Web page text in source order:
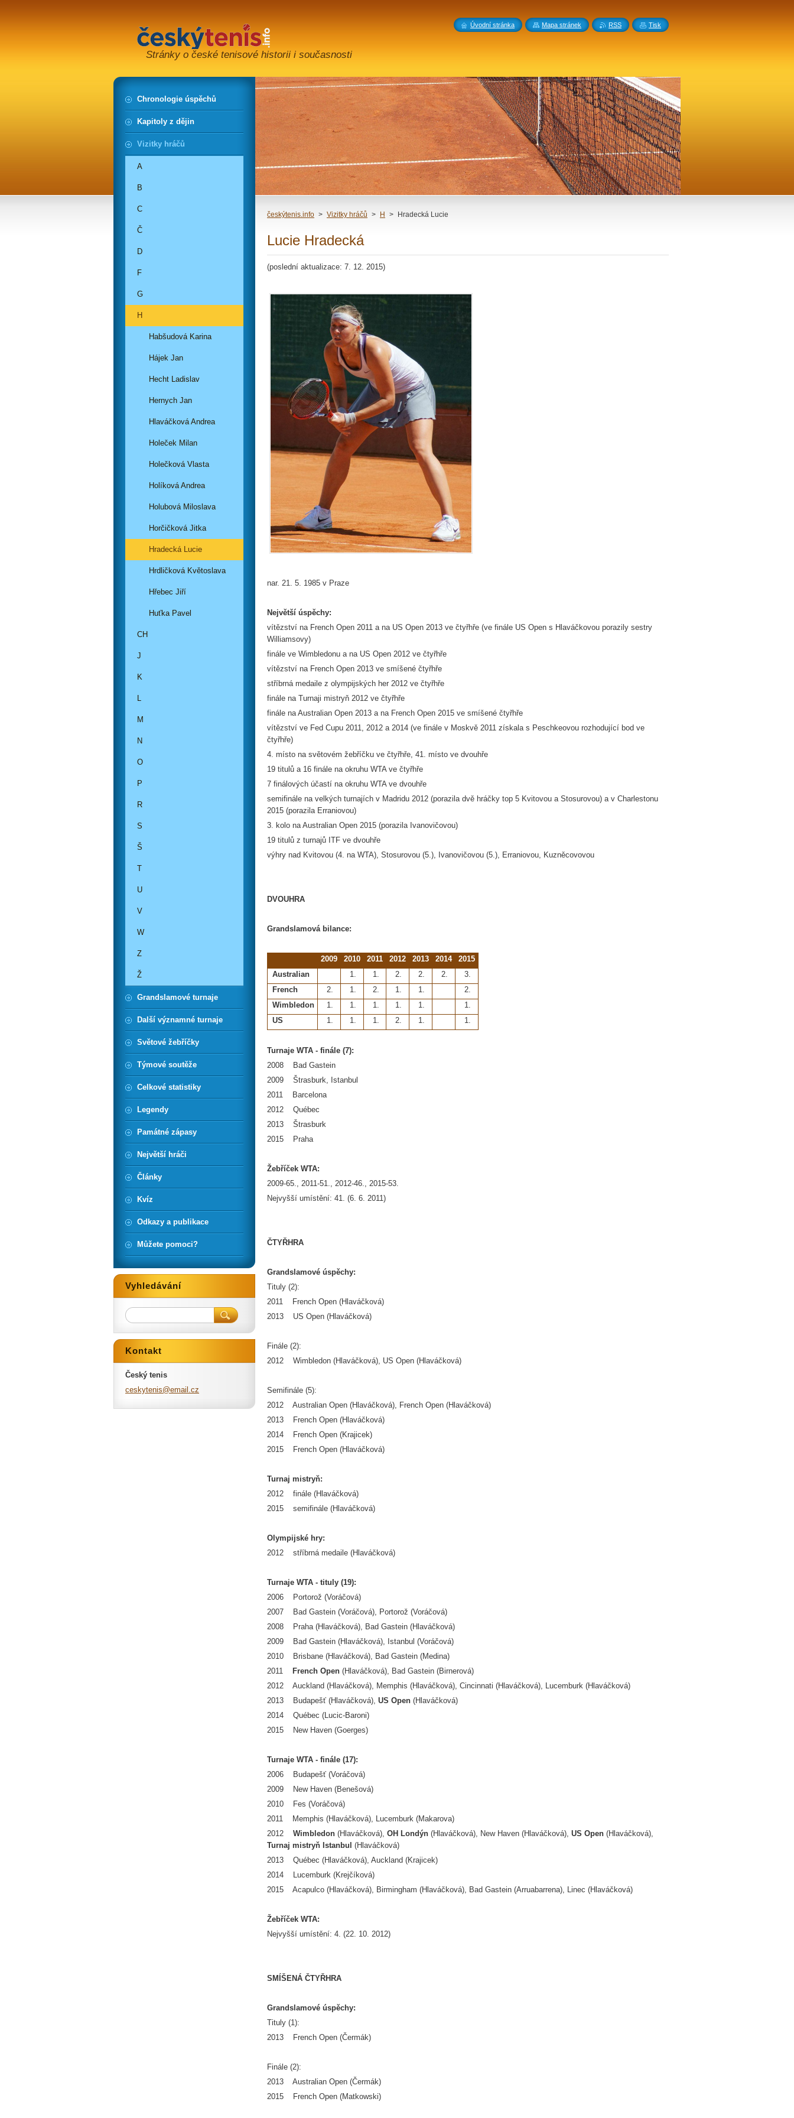
Stránky o české tenisové historii i současnosti
českýtenis.info > Vizitky hráčů > H > Hradecká Lucie
Lucie Hradecká
(poslední aktualizace: 7. 12. 2015)
nar. 21. 5. 1985 v Praze
Největší úspěchy:
vítězství na French Open 2011 a na US Open 2013 ve čtyřhře (ve finále US Open s Hlaváčkovou porazily sestry
Williamsovy)
finále ve Wimbledonu a na US Open 2012 ve čtyřhře
vítězství na French Open 2013 ve smíšené čtyřhře
stříbrná medaile z olympijských her 2012 ve čtyřhře
finále na Turnaji mistryň 2012 ve čtyřhře
finále na Australian Open 2013 a na French Open 2015 ve smíšené čtyřhře
vítězství ve Fed Cupu 2011, 2012 a 2014 (ve finále v Moskvě 2011 získala s Peschkeovou rozhodující bod ve
čtyřhře)
4. místo na světovém žebříčku ve čtyřhře, 41. místo ve dvouhře
19 titulů a 16 finále na okruhu WTA ve čtyřhře
7 finálových účastí na okruhu WTA ve dvouhře
semifinále na velkých turnajích v Madridu 2012 (porazila dvě hráčky top 5 Kvitovou a Stosurovou) a v Charlestonu
2015 (porazila Erraniovou)
3. kolo na Australian Open 2015 (porazila Ivanovičovou)
19 titulů z turnajů ITF ve dvouhře
výhry nad Kvitovou (4. na WTA), Stosurovou (5.), Ivanovičovou (5.), Erraniovou, Kuzněcovovou
DVOUHRA
Grandslamová bilance:
2009 2010 2011 2012 2013 2014
2015
Australian
1. 1. 2. 2. 2.
3.
French
2. 1. 2. 1. 1.
2.
Wimbledon
1. 1. 1. 1. 1.
1.
US
1. 1. 1. 2. 1. 1.
Turnaje WTA - finále (7):
2008 Bad Gastein
2009 Štrasburk, Istanbul
2011 Barcelona
2012 Québec
2013 Štrasburk
2015 Praha
Žebříček WTA:
2009-65., 2011-51., 2012-46., 2015-53.
Nejvyšší umístění: 41. (6. 6. 2011)
ČTYŘHRA
Grandslamové úspěchy:
Tituly (2):
2011 French Open (Hlaváčková)
2013 US Open (Hlaváčková)
Finále (2):
2012 Wimbledon (Hlaváčková), US Open (Hlaváčková)
Semifinále (5):
2012 Australian Open (Hlaváčková), French Open (Hlaváčková)
2013 French Open (Hlaváčková)
2014 French Open (Krajicek)
2015 French Open (Hlaváčková)
Turnaj mistryň:
2012 finále (Hlaváčková)
2015 semifinále (Hlaváčková)
Olympijské hry:
2012 stříbrná medaile (Hlaváčková)
Turnaje WTA - tituly (19):
2006 Portorož (Voráčová)
2007 Bad Gastein (Voráčová), Portorož (Voráčová)
2008 Praha (Hlaváčková), Bad Gastein (Hlaváčková)
2009 Bad Gastein (Hlaváčková), Istanbul (Voráčová)
2010 Brisbane (Hlaváčková), Bad Gastein (Medina)
2011
French Open (Hlaváčková), Bad Gastein (Birnerová)
2012 Auckland (Hlaváčková), Memphis (Hlaváčková), Cincinnati (Hlaváčková), Lucemburk (Hlaváčková)
2013 Budapešť (Hlaváčková), US Open (Hlaváčková)
2014 Québec (Lucic-Baroni)
2015 New Haven (Goerges)
Turnaje WTA - finále (17):
2006 Budapešť (Voráčová)
2009 New Haven (Benešová)
2010 Fes (Voráčová)
2011 Memphis (Hlaváčková), Lucemburk (Makarova)
2012 Wimbledon (Hlaváčková), OH Londýn (Hlaváčková), New Haven (Hlaváčková), US Open (Hlaváčková),
Turnaj mistryň Istanbul (Hlaváčková)
2013 Québec (Hlaváčková), Auckland (Krajicek)
2014 Lucemburk (Krejčíková)
2015 Acapulco (Hlaváčková), Birmingham (Hlaváčková), Bad Gastein (Arruabarrena), Linec (Hlaváčková)
Žebříček WTA:
Nejvyšší umístění: 4. (22. 10. 2012)
SMÍŠENÁ ČTYŘHRA
Grandslamové úspěchy:
Tituly (1):
2013 French Open (Čermák)
Finále (2):
2013 Australian Open (Čermák)
2015 French Open (Matkowski)
Chronologie úspěchů
Kapitoly z dějin
Vizitky hráčů
A
B
C
Č
D
F
G
H
Habšudová Karina
Hájek Jan
Hecht Ladislav
Hernych Jan
Hlaváčková Andrea
Holeček Milan
Holečková Vlasta
Holíková Andrea
Holubová Miloslava
Horčičková Jitka
Hradecká Lucie
Hrdličková Květoslava
Hřebec Jiří
Huťka Pavel
CH
J
K
L
M
N
O
P
R
S
Š
T
U
V
W
Z
Ž
Grandslamové turnaje
Další významné turnaje
Světové žebříčky
Týmové soutěže
Celkové statistiky
Legendy
Památné zápasy
Největší hráči
Články
Kvíz
Odkazy a publikace
Můžete pomoci?
Vyhledávání
Kontakt
Český tenis
ceskytenis@email .cz
Úvodní stránka Mapa stránek RSS Tisk